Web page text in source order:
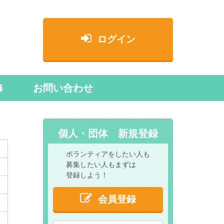
ログイン
お問い合わせ
個人・団体 新規登録
ボランティアをしたい人も
募集したい人もまずは
登録しよう！
会員登録